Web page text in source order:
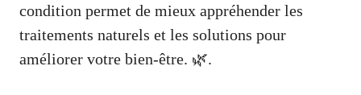
condition permet de mieux appréhender les
traitements naturels et les solutions pour
améliorer votre bien-être. 🌿.